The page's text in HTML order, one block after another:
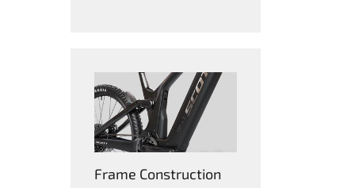
Frame Construction